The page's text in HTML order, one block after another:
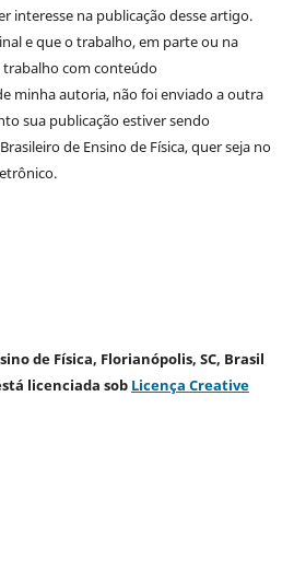
interesse na publicação desse artigo.
e que o trabalho, em parte ou na
com conteúdo
minha autoria, não foi enviado a outra
sua publicação estiver sendo
de Ensino de Física, quer seja no
de Física, Florianópolis, SC, Brasil
licenciada sob Licença Creative